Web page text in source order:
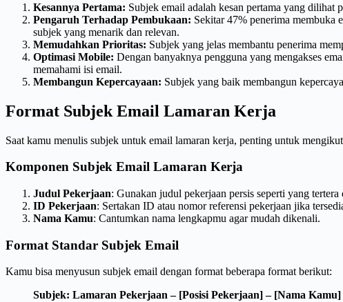
Kesannya Pertama: Subjek email adalah kesan pertama yang dilihat
Pengaruh Terhadap Pembukaan: Sekitar 47% penerima membuka
subjek yang menarik dan relevan.
Memudahkan Prioritas: Subjek yang jelas membantu penerima
Optimasi Mobile: Dengan banyaknya pengguna yang mengakses
memahami isi email.
Membangun Kepercayaan: Subjek yang baik membangun
Format Subjek Email Lamaran Kerja
Saat kamu menulis subjek untuk email lamaran kerja, penting untuk
Komponen Subjek Email Lamaran Kerja
Judul Pekerjaan: Gunakan judul pekerjaan persis seperti yang
ID Pekerjaan: Sertakan ID atau nomor referensi pekerjaan jika
Nama Kamu: Cantumkan nama lengkapmu agar mudah dikenali.
Format Standar Subjek Email
Kamu bisa menyusun subjek email dengan format beberapa format berikut:
Subjek: Lamaran Pekerjaan – [Posisi Pekerjaan] – [Nama Kamu]